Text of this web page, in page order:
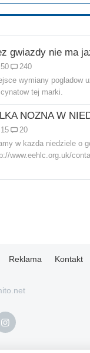
gwiazdy nie ma
50
240
wymiany pogladow
tej marki.
15
20
w kazda niedziele o
www.eehlc.org.uk/
Reklama Kontakt